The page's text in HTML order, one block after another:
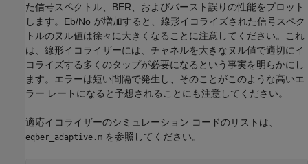
た信号スペクトル、BER、およびバースト誤りの性能をプロット
します。Eb/No が増加すると、線形イコライズされた信号スペク
トルのヌル値は徐々に大きくなることに注意してください。これ
は、線形イコライザーには、チャネルを大きなヌル値で適切にイ
コライズする多くのタップが必要になるという事実を明らかにし
ます。エラーは短い間隔で発生し、そのことがこのような高いエ
ラー レートになると予想されることにも注意してください。
適応イコライザーのシミュレーション コードのリストは、
eqber_adaptive.m を参照してください。